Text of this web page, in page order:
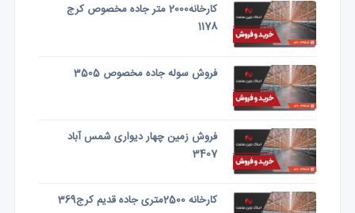
کارخانه2000 متر جاده مخصوص کرج
1178
فروش سوله جاده مخصوص 3505
فروش زمین چهار دیواری شمس آباد
3407
کارخانه 2500متری جاده قدیم کرج369